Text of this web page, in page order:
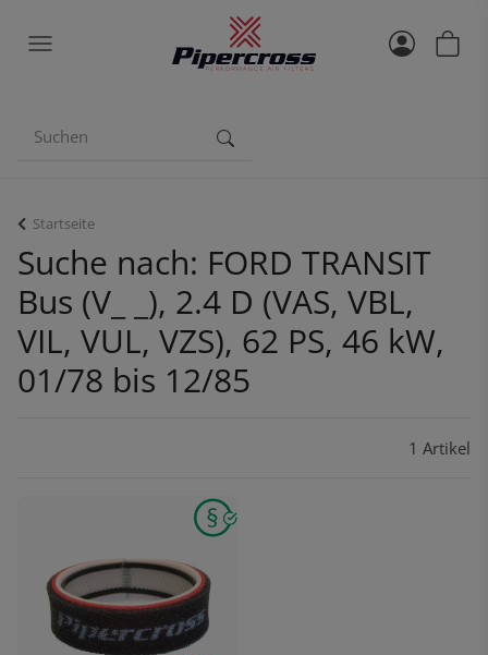
Startseite
Suche nach: FORD TRANSIT
Bus (V_ _), 2.4 D (VAS, VBL,
VIL, VUL, VZS), 62 PS, 46 kW,
01/78 bis 12/85
1 Artikel